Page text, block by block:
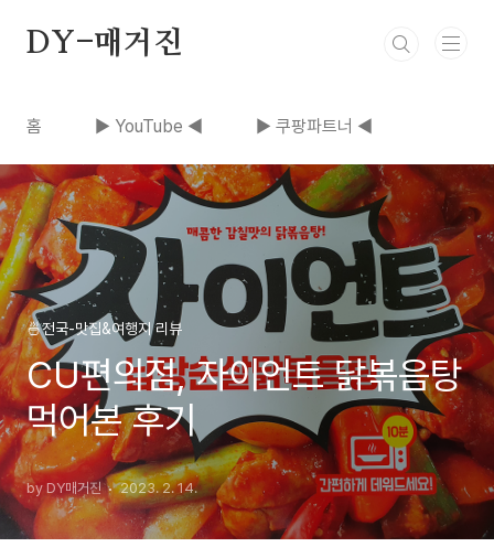
DY-매거진
홈 ▶ YouTube ◀ ▶ 쿠팡파트너 ◀
🍜전국-맛집&여행지 리뷰
CU편의점, 자이언트 닭볶음탕
먹어본 후기
by DY매거진 2023. 2. 14.